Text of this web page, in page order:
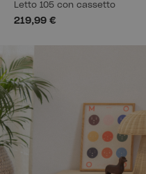
Letto 105 con cassetto
219,99 €